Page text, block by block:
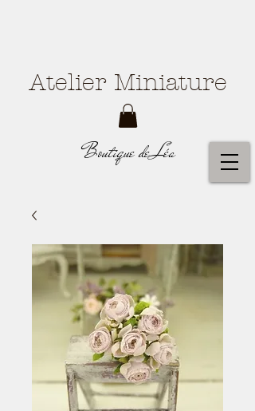
Boutique de Léa
Atelier Miniature